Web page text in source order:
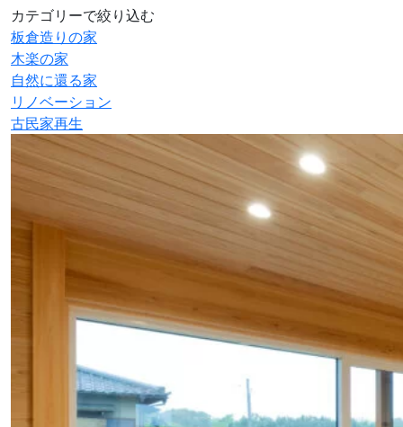
カテゴリーで絞り込む
板倉造りの家
木楽の家
自然に還る家
リノベーション
古民家再生